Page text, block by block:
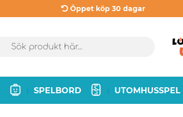
Öppet köp 30 dagar
SPELBORD UTOMHUSSPEL